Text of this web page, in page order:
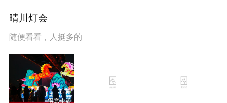
晴川灯会
随便看看，人挺多的